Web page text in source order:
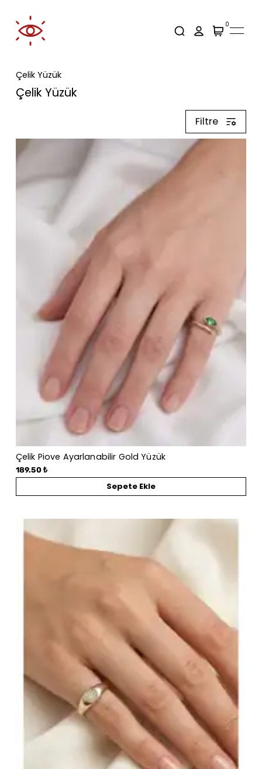
0
Çelik Yüzük
Çelik Yüzük
Filtre
Çelik Piove Ayarlanabilir Gold Yüzük
189.50 ₺
Sepete Ekle